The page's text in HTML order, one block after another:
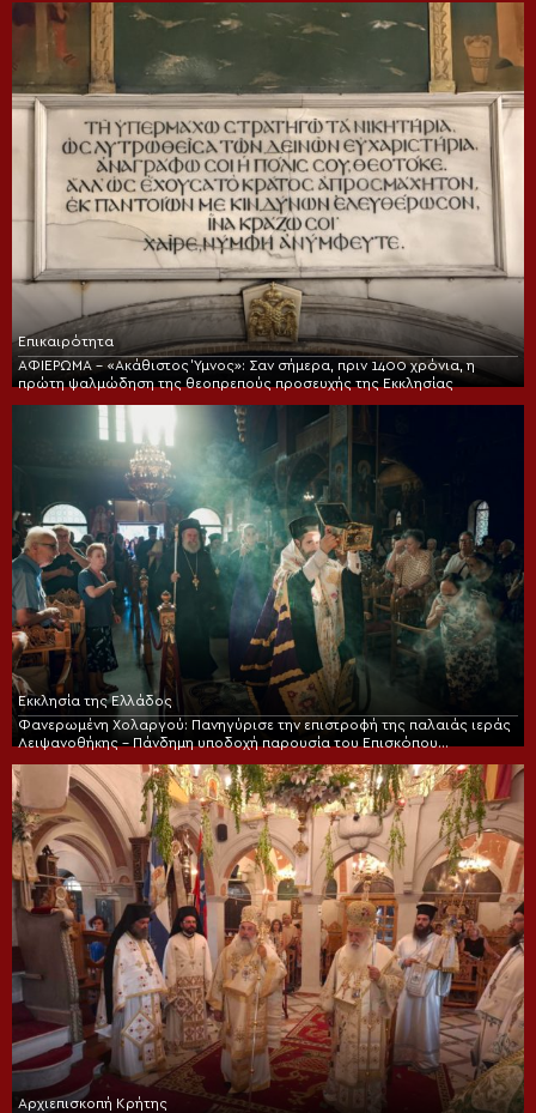
Επικαιρότητα
ΑΦΙΕΡΩΜΑ – «Ακάθιστος Ύμνος»: Σαν σήμερα, πριν 1400 χρόνια, η
πρώτη ψαλμώδηση της θεοπρεπούς προσευχής της Εκκλησίας
Εκκλησία της Ελλάδος
Φανερωμένη Χολαργού: Πανηγύρισε την επιστροφή της παλαιάς ιεράς
Λειψανοθήκης – Πάνδημη υποδοχή παρουσία του Επισκόπου
Αρχιεπισκοπή Κρήτης